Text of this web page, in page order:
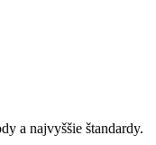
a najvyššie štandardy.